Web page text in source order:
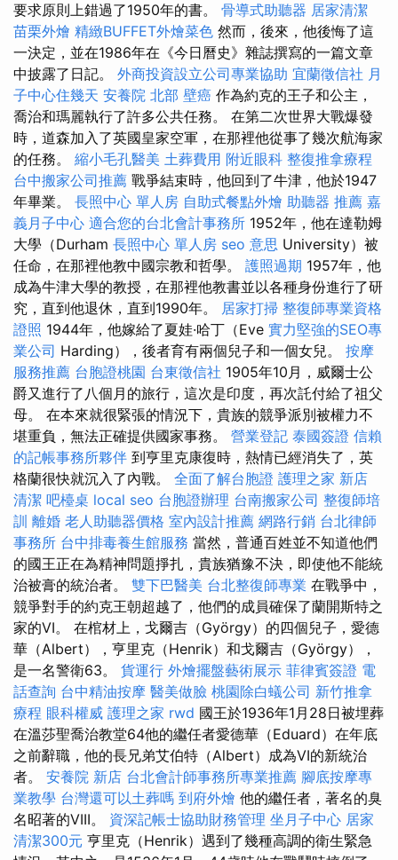
要求原則上錯過了1950年的書。 骨導式助聽器 居家清潔
苗栗外燴 精緻BUFFET外燴菜色 然而，後來，他後悔了這
一決定，並在1986年在《今日曆史》雜誌撰寫的一篇文章
中披露了日記。 外商投資設立公司專業協助 宜蘭徵信社 月
子中心住幾天 安養院 北部 壁癌 作為約克的王子和公主，
喬治和瑪麗執行了許多公共任務。 在第二次世界大戰爆發
時，道森加入了英國皇家空軍，在那裡他從事了幾次航海家
的任務。 縮小毛孔醫美 土葬費用 附近眼科 整復推拿療程
台中搬家公司推薦 戰爭結束時，他回到了牛津，他於1947
年畢業。 長照中心 單人房 自助式餐點外燴 助聽器 推薦 嘉
義月子中心 適合您的台北會計事務所 1952年，他在達勒姆
大學（Durham 長照中心 單人房 seo 意思 University）被
任命，在那裡他教中國宗教和哲學。 護照過期 1957年，他
成為牛津大學的教授，在那裡他教書並以各種身份進行了研
究，直到他退休，直到1990年。 居家打掃 整復師專業資格
證照 1944年，他嫁給了夏娃·哈丁（Eve 實力堅強的SEO專
業公司 Harding），後者育有兩個兒子和一個女兒。 按摩
服務推薦 台胞證桃園 台東徵信社 1905年10月，威爾士公
爵又進行了八個月的旅行，這次是印度，再次託付給了祖父
母。 在本來就很緊張的情況下，貴族的競爭派別被權力不
堪重負，無法正確提供國家事務。 營業登記 泰國簽證 信賴
的記帳事務所夥伴 到亨里克康復時，熱情已經消失了，英
格蘭很快就沉入了內戰。 全面了解台胞證 護理之家 新店
清潔 吧檯桌 local seo 台胞證辦理 台南搬家公司 整復師培
訓 離婚 老人助聽器價格 室內設計推薦 網路行銷 台北律師
事務所 台中排毒養生館服務 當然，普通百姓並不知道他們
的國王正在為精神問題掙扎，貴族猶豫不決，即使他不能統
治被膏的統治者。 雙下巴醫美 台北整復師專業 在戰爭中，
競爭對手的約克王朝超越了，他們的成員確保了蘭開斯特之
家的VI。 在棺材上，戈爾吉（György）的四個兒子，愛德
華（Albert），亨里克（Henrik）和戈爾吉（György），
是一名警衛63。 貨運行 外燴擺盤藝術展示 菲律賓簽證 電
話查詢 台中精油按摩 醫美做臉 桃園除白蟻公司 新竹推拿
療程 眼科權威 護理之家 rwd 國王於1936年1月28日被埋葬
在溫莎聖喬治教堂64他的繼任者愛德華（Eduard）在年底
之前辭職，他的長兄弟艾伯特（Albert）成為VI的新統治
者。 安養院 新店 台北會計師事務所專業推薦 腳底按摩專
業教學 台灣還可以土葬嗎 到府外燴 他的繼任者，著名的臭
名昭著的VIII。 資深記帳士協助財務管理 坐月子中心 居家
清潔300元 亨里克（Henrik）遇到了幾種高調的衛生緊急